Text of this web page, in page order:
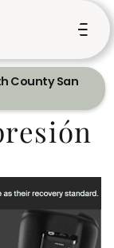
County San